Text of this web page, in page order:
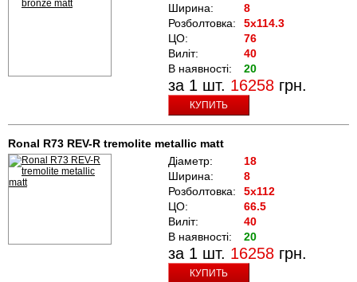
Ширина:
8
Розболтовка:
5x114.3
ЦО:
76
Виліт:
40
В наявності:
20
за 1 шт. 16258 грн.
КУПИТЬ
Ronal R73 REV-R tremolite metallic matt
Діаметр:
18
Ширина:
8
Розболтовка:
5x112
ЦО:
66.5
Виліт:
40
В наявності:
20
за 1 шт. 16258 грн.
КУПИТЬ